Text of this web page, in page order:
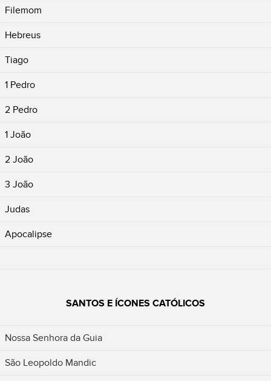
Filemom
Hebreus
Tiago
1 Pedro
2 Pedro
1 João
2 João
3 João
Judas
Apocalipse
SANTOS E ÍCONES CATÓLICOS
Nossa Senhora da Guia
São Leopoldo Mandic